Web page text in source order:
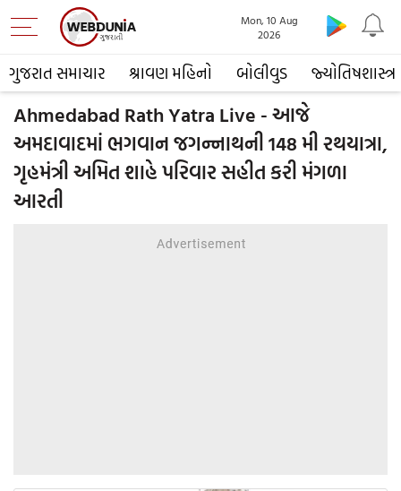
ગુજરાત સમાચાર શ્રાવણ મહિનો બોલીવુડ જ્યોતિષશાસ્ત્ર
Mon, 10 Aug
2026
Ahmedabad Rath Yatra Live - આજે
અમદાવાદમાં ભગવાન જગન્નાથની 148 મી રથયાત્રા,
ગૃહમંત્રી અમિત શાહે પરિવાર સહીત કરી મંગળા
આરતી